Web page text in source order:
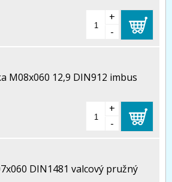
+
-
M08x060 12,9 DIN912 imbus
+
-
DIN1481 valcový pružný